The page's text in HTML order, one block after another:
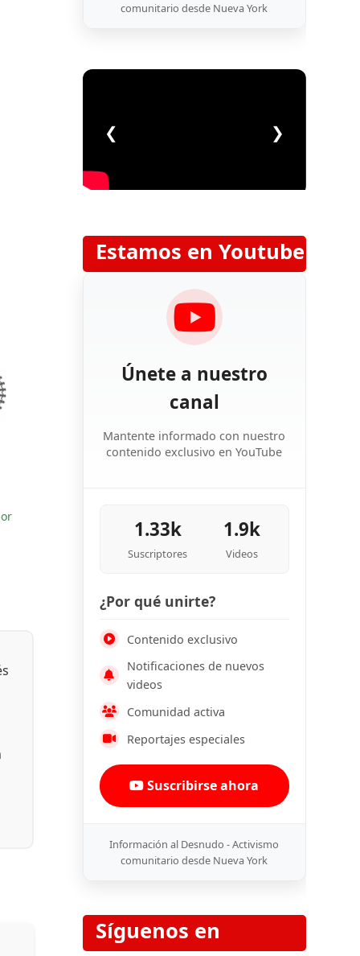
comunitario desde Nueva York
❮ ❯
Estamos en Youtube
Únete a nuestro
canal
Mantente informado con nuestro
contenido exclusivo en YouTube
1.33k
Suscriptores
1.9k
Videos
¿Por qué unirte?
Contenido exclusivo
Notificaciones de nuevos
videos
Comunidad activa
Reportajes especiales
Suscribirse ahora
Información al Desnudo - Activismo
comunitario desde Nueva York
Síguenos en